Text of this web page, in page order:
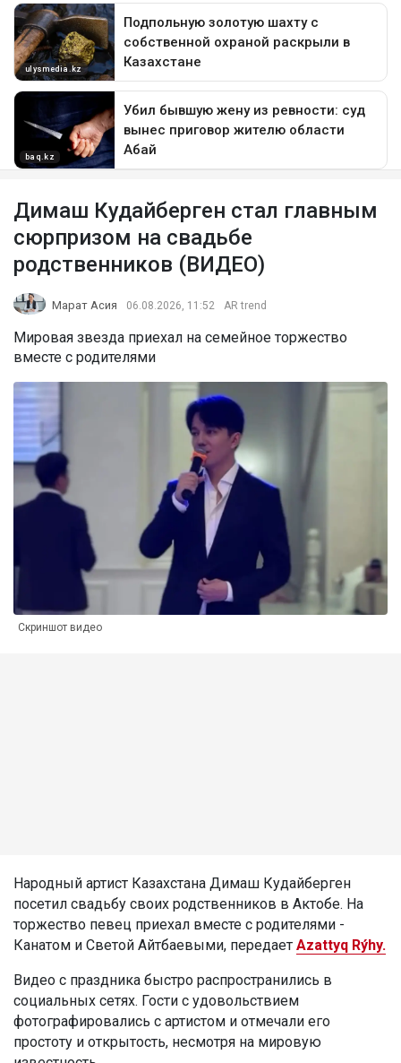
Димаш Кудайберген стал главным
сюрпризом на свадьбе
родственников (ВИДЕО)
Марат Асия 06.08.2026, 11:52 AR trend
Мировая звезда приехал на семейное торжество
вместе с родителями
Скриншот видео
Народный артист Казахстана Димаш Кудайберген
посетил свадьбу своих родственников в Актобе. На
торжество певец приехал вместе с родителями -
Канатом и Светой Айтбаевыми, передает Azattyq Rýhy.
Видео с праздника быстро распространились в
социальных сетях. Гости с удовольствием
фотографировались с артистом и отмечали его
простоту и открытость, несмотря на мировую